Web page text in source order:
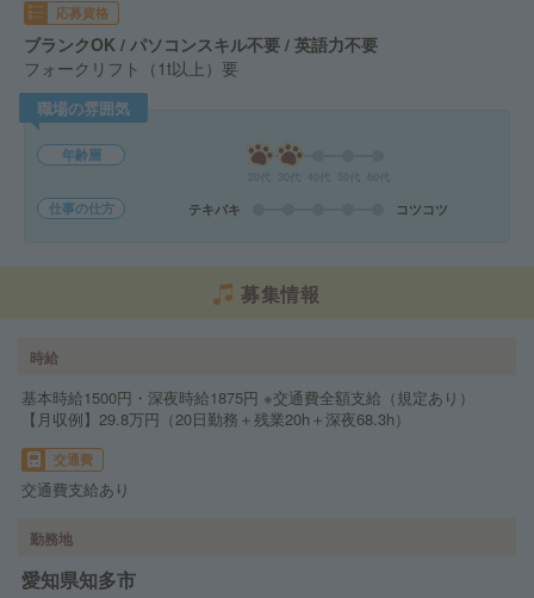
応募資格
ブランクOK / パソコンスキル不要 / 英語力不要
フォークリフト（1t以上）要
職場の雰囲気
年齢層
仕事の仕方 テキパキ コツコツ
募集情報
時給
基本時給1500円・深夜時給1875円 ※交通費全額支給（規定あり）
【月収例】29.8万円（20日勤務＋残業20h＋深夜68.3h）
交通費
交通費支給あり
勤務地
愛知県知多市